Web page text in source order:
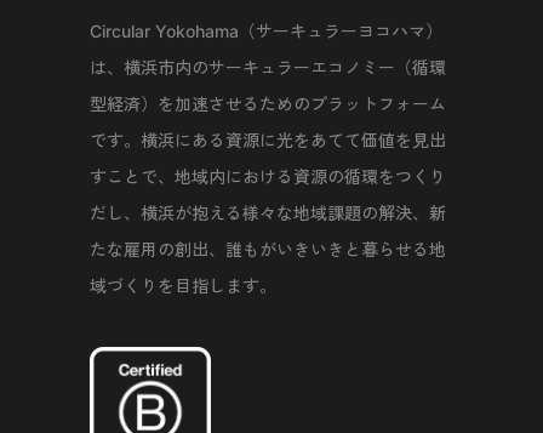
Circular Yokohama（サーキュラーヨコハマ）
は、横浜市内のサーキュラーエコノミー（循環
型経済）を加速させるためのプラットフォーム
です。横浜にある資源に光をあてて価値を見出
すことで、地域内における資源の循環をつくり
だし、横浜が抱える様々な地域課題の解決、新
たな雇用の創出、誰もがいきいきと暮らせる地
域づくりを目指します。